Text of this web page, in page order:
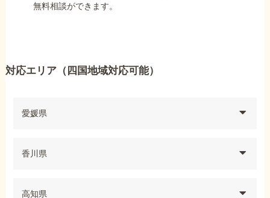
無料相談ができます。
対応エリア（四国地域対応可能）
愛媛県
香川県
高知県